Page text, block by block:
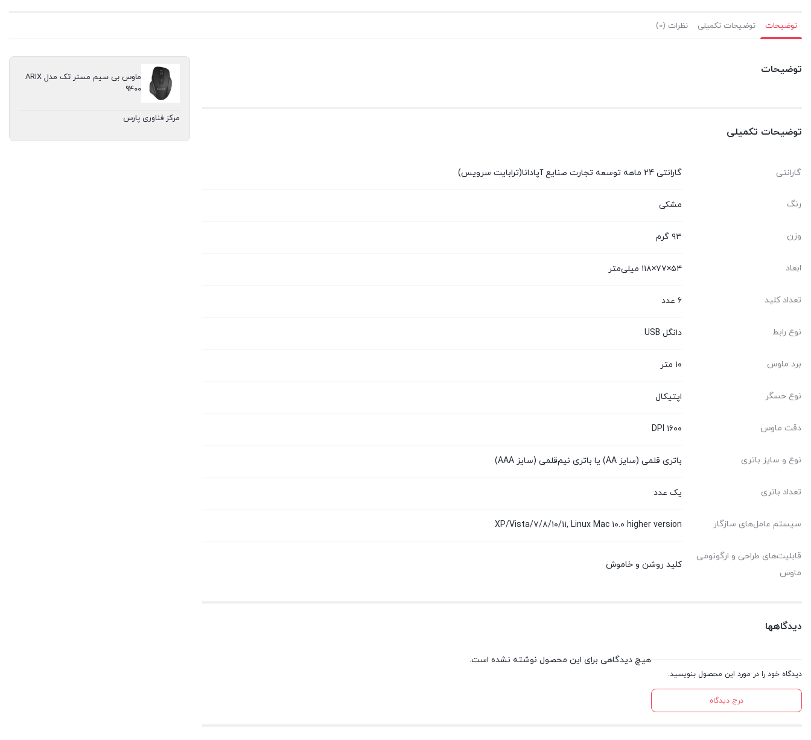
توضیحات توضیحات تکمیلی نظرات (0)
توضیحات
توضیحات تکمیلی
گارانتی گارانتی 24 ماهه توسعه تجارت صنایع آپادانا(ترابایت سرویس)
رنگ مشکی
وزن ۹۳ گرم
ابعاد ۵۴×۷۷×۱۱۸ میلی‌متر
تعداد کلید ۶ عدد
نوع رابط دانگل USB
برد ماوس ۱۰ متر
نوع حسگر اپتیکال
دقت ماوس ۱۶۰۰ DPI
نوع و سایز باتری باتری قلمی (سایز AA) یا باتری نیم‌قلمی (سایز AAA)
تعداد باتری یک عدد
سیستم‌ عامل‌های سازگار XP/Vista/۷/۸/۱۰/۱۱, Linux Mac ۱۰.۰ higher version
قابلیت‌های طراحی و ارگونومی
ماوس
کلید روشن و خاموش
دیدگاهها
دیدگاه خود را در مورد این محصول بنویسید.
درج دیدگاه
هیچ دیدگاهی برای این محصول نوشته نشده است.
ماوس بی سیم مستر تک مدل ARIX
9400
مرکز فناوری پارس